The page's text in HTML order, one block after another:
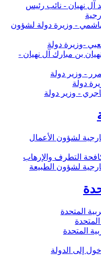
آل نهيان - نائب رئيس
- وزيرة دولة لشؤون
-وزيرة دولة
بن مبارك آل نهيان -
- وزير دولة
دولة
- وزير دولة
لشؤون الأعمال
التطرف والإرهاب
لشؤون الطبيعة
المتحدة
المتحدة
إلى الدولة